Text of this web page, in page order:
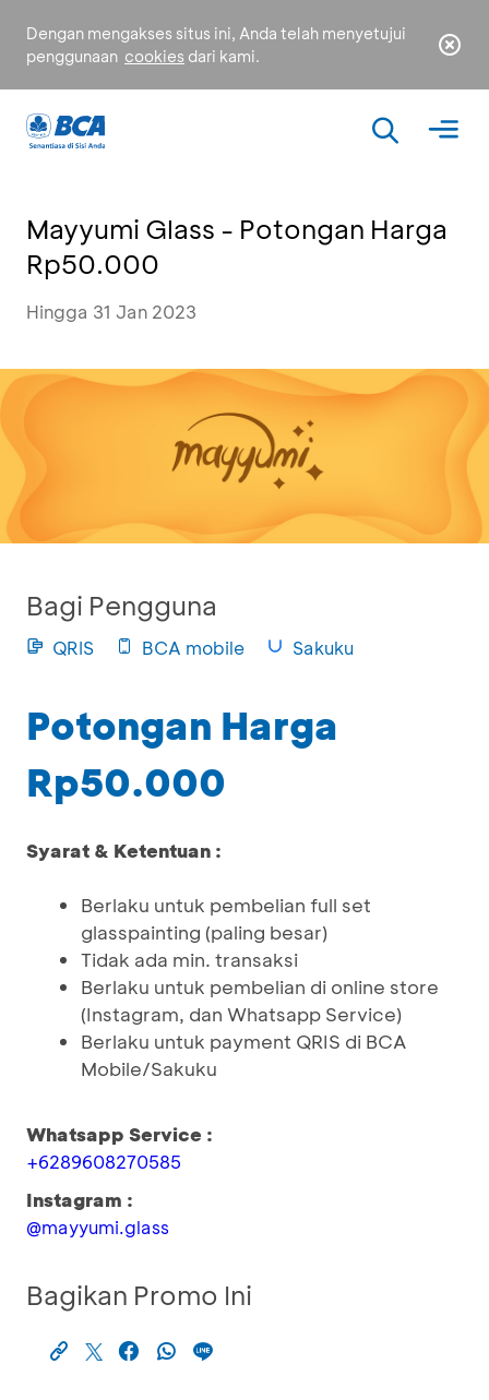
Dengan mengakses situs ini, Anda telah menyetujui
penggunaan cookies dari kami.
Mayyumi Glass - Potongan Harga
Rp50.000
Hingga 31 Jan 2023
Bagi Pengguna
QRIS BCA mobile Sakuku
Potongan Harga
Rp50.000
Syarat & Ketentuan :
Berlaku untuk pembelian full set
glasspainting (paling besar)
Tidak ada min. transaksi
Berlaku untuk pembelian di online store
(Instagram, dan Whatsapp Service)
Berlaku untuk payment QRIS di BCA
Mobile/Sakuku
Whatsapp Service :
+6289608270585
Instagram :
@mayyumi.glass
Bagikan Promo Ini